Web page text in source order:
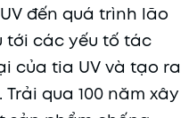
đến quá trình lão
tới các yếu tố tác
của tia UV và tạo ra
qua 100 năm xây